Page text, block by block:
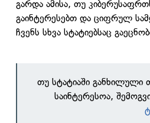
გარდა ამისა, თუ
გაინტერესებთ და ციფრულ
ჩვენს სხვა სტატიებსაც
თუ სტატიაში განხილული
საინტერესოა,